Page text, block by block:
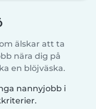
älskar att ta
nära dig på
en blöjväska.
nannyjobb i